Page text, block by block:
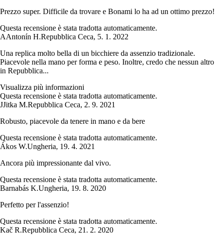
Prezzo super. Difficile da trovare e Bonami lo ha ad un ottimo prezzo!
Questa recensione è stata tradotta automaticamente.
AAntonín H.Repubblica Ceca, 5. 1. 2022
Una replica molto bella di un bicchiere da assenzio tradizionale.
Piacevole nella mano per forma e peso. Inoltre, credo che nessun altro
in Repubblica...
Visualizza più informazioni
Questa recensione è stata tradotta automaticamente.
JJitka M.Repubblica Ceca, 2. 9. 2021
Robusto, piacevole da tenere in mano e da bere
Questa recensione è stata tradotta automaticamente.
Ákos W.Ungheria, 19. 4. 2021
Ancora più impressionante dal vivo.
Questa recensione è stata tradotta automaticamente.
Barnabás K.Ungheria, 19. 8. 2020
Perfetto per l'assenzio!
Questa recensione è stata tradotta automaticamente.
Kač R.Repubblica Ceca, 21. 2. 2020